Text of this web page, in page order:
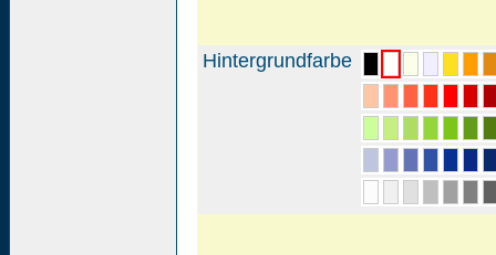
Hintergrundfarbe